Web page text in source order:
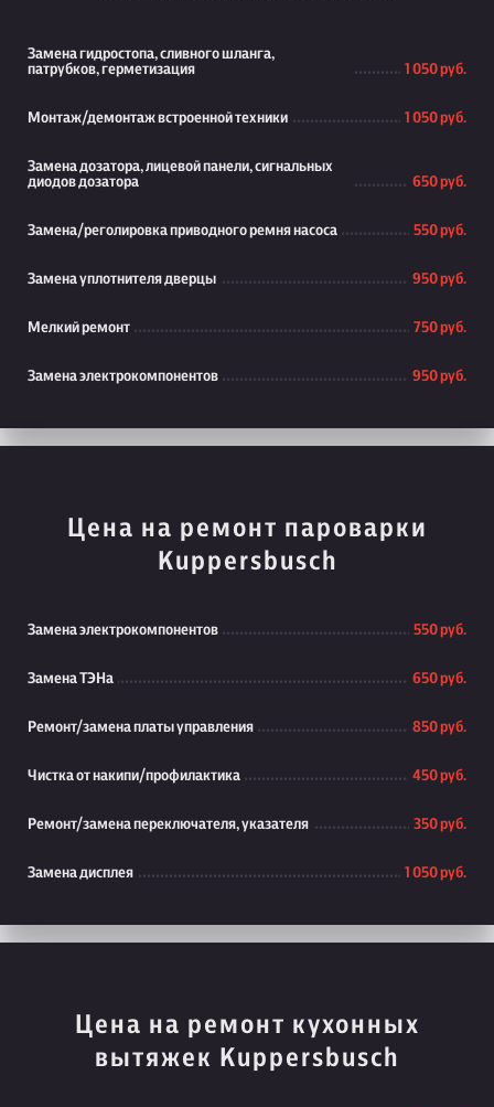
Замена гидростопа, сливного шланга,
патрубков, герметизация
1 050 руб.
Монтаж/демонтаж встроенной техники 1 050 руб.
Замена дозатора, лицевой панели, сигнальных
диодов дозатора
650 руб.
Замена/реголировка приводного ремня насоса 550 руб.
Замена уплотнителя дверцы 950 руб.
Мелкий ремонт 750 руб.
Замена электрокомпонентов 950 руб.
Цена на ремонт пароварки
Kuppersbusch
Замена электрокомпонентов 550 руб.
Замена ТЭНа 650 руб.
Ремонт/замена платы управления 850 руб.
Чистка от накипи/профилактика 450 руб.
Ремонт/замена переключателя, указателя 350 руб.
Замена дисплея 1 050 руб.
Цена на ремонт кухонных
вытяжек Kuppersbusch